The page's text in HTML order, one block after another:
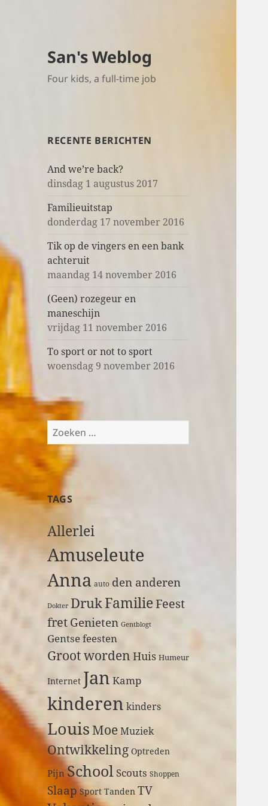
San's Weblog
Four kids, a full-time job
RECENTE BERICHTEN
And we’re back?
dinsdag 1 augustus 2017
Familieuitstap
donderdag 17 november 2016
Tik op de vingers en een bank
achteruit
maandag 14 november 2016
(Geen) rozegeur en
maneschijn
vrijdag 11 november 2016
To sport or not to sport
woensdag 9 november 2016
Z
o
k
n
a
r
TAGS
Allerlei
Amuseleute
Anna auto den anderen
Dokter DrukFamilieFeest
fretGenieten Gentblogt
Gentse feesten
Groot worden Huis Humeur
Internet Jan Kamp
kinderen kinders
LouisMoeMuziek
Ontwikkeling Optreden
Pijn SchoolScouts Shoppen
Slaap Sport Tanden TV